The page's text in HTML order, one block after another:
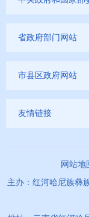
省政府部门网站
市县区政府网站
友情链接
网站地
主办：红河哈尼族彝